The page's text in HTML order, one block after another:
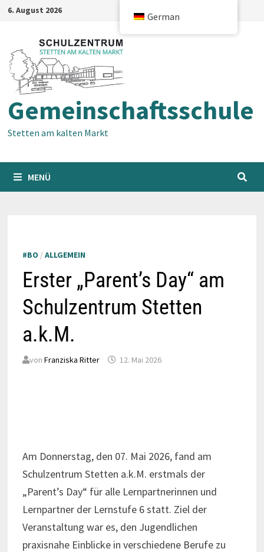
Zum6. August 2026
Gemeinschaftsschule
Stetten am kalten Markt
MENÜ
#BO / ALLGEMEIN
Erster „Parent’s Day“ am
Schulzentrum Stetten
a.k.M.
von Franziska Ritter 12. Mai 2026
Am Donnerstag, den 07. Mai 2026, fand am
Schulzentrum Stetten a.k.M. erstmals der
„Parent’s Day“ für alle Lernpartnerinnen und
Lernpartner der Lernstufe 6 statt. Ziel der
Veranstaltung war es, den Jugendlichen
praxisnahe Einblicke in verschiedene Berufe zu
German